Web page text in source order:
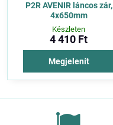
P2R AVENIR láncos zár,
4x650mm
Készleten
4 410 Ft
Megjelenít